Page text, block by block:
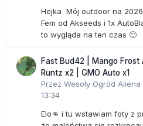
Hejka Mój outdoor na
Fem od Akseeds i 1x
to wygląda na ten czas 🙂
Fast Bud42 | Mango Frost
Runtz x2 | GMO Auto x1
Przez Wesoły Ogród Aliena
13:34
Elo👊 i tu wstawiam foty z